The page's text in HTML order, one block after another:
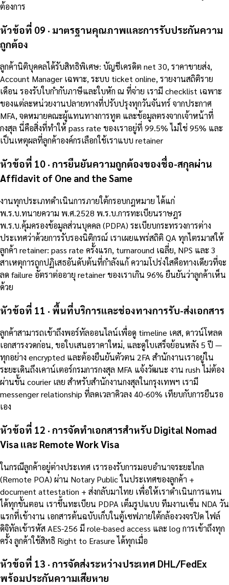
ต้องการ
หัวข้อที่ 09 · มาตรฐานคุณภาพและการรับประกันความ
ถูกต้อง
ลูกค้านิติบุคคลได้รับสิทธิพิเศษ: บัญชีเครดิต net 30, ราคาขายส่ง,
Account Manager เฉพาะ, ระบบ ticket online, รายงานสถิติราย
เดือน รองรับใบกำกับภาษีและใบหัก ณ ที่จ่าย เรามี checklist เฉพาะ
ของแต่ละหน่วยงานปลายทางที่ปรับปรุงทุกวันจันทร์ จากประกาศ
MFA, จดหมายคณะผู้แทนทางการทูต และข้อมูลตรงจากเจ้าหน้าที่
กงสุล นี่คือสิ่งที่ทำให้ pass rate ของเราอยู่ที่ 99.5% ไม่ใช่ 95% และ
เป็นเหตุผลที่ลูกค้าองค์กรเลือกใช้เราแบบ retainer
หัวข้อที่ 10 · การยืนยันความถูกต้องของชื่อ-สกุลผ่าน
Affidavit of One and the Same
งานทุกประเภทดำเนินการภายใต้กรอบกฎหมาย ได้แก่
พ.ร.บ.ทนายความ พ.ศ.2528 พ.ร.บ.การทะเบียนราษฎร
พ.ร.บ.คุ้มครองข้อมูลส่วนบุคคล (PDPA) ระเบียบกระทรวงการต่าง
ประเทศว่าด้วยการรับรองนิติกรณ์ เราเผยแพร่สถิติ QA ทุกไตรมาสให้
ลูกค้า retainer: pass rate ครั้งแรก, turnaround เฉลี่ย, NPS และ 3
สาเหตุการถูกปฏิเสธอันดับต้นที่กำลังแก้ ความโปร่งใสคือทางเดียวที่จะ
ลด failure อัตราต่ออายุ retainer ของเราเกิน 96% ยืนยันว่าลูกค้าเห็น
ด้วย
หัวข้อที่ 11 · พื้นที่บริการและช่องทางการรับ-ส่งเอกสาร
ลูกค้าสามารถเข้าถึงพอร์ทัลออนไลน์เพื่อดู timeline เคส, ดาวน์โหลด
เอกสารงวดก่อน, ขอใบเสนอราคาใหม่, และดูใบเสร็จย้อนหลัง 5 ปี —
ทุกอย่าง encrypted และต้องยืนยันตัวตน 2FA สำนักงานเราอยู่ใน
ระยะเดินถึงเคาน์เตอร์กรมการกงสุล MFA แจ้งวัฒนะ งาน rush ไม่ต้อง
ผ่านขั้น courier เลย สำหรับสำนักงานกงสุลในกรุงเทพฯ เรามี
messenger relationship ที่ลดเวลาคิวลง 40-60% เทียบกับการยืนรอ
เอง
หัวข้อที่ 12 · การจัดทำเอกสารสำหรับ Digital Nomad
Visa และ Remote Work Visa
ในกรณีลูกค้าอยู่ต่างประเทศ เรารองรับการมอบอำนาจระยะไกล
(Remote POA) ผ่าน Notary Public ในประเทศของลูกค้า +
document attestation + ส่งกลับมาไทย เพื่อให้เราดำเนินการแทน
ได้ทุกขั้นตอน เราขึ้นทะเบียน PDPA เต็มรูปแบบ ทีมงานเซ็น NDA วัน
แรกที่เข้างาน เอกสารต้นฉบับเก็บในตู้เซฟภายใต้กล้องวงจรปิด ไฟล์
ดิจิทัลเข้ารหัส AES-256 มี role-based access และ log การเข้าถึงทุก
ครั้ง ลูกค้าใช้สิทธิ Right to Erasure ได้ทุกเมื่อ
หัวข้อที่ 13 · การจัดส่งระหว่างประเทศ DHL/FedEx
พร้อมประกันความเสียหาย